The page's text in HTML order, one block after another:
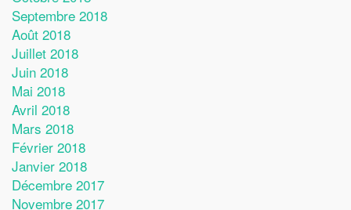
Septembre 2018
Août 2018
Juillet 2018
Juin 2018
Mai 2018
Avril 2018
Mars 2018
Février 2018
Janvier 2018
Décembre 2017
Novembre 2017